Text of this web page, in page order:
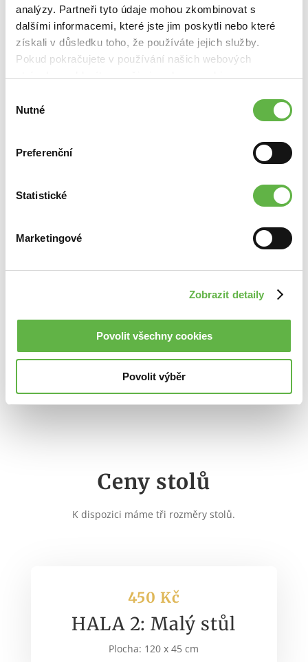
analýzy. Partneři tyto údaje mohou zkombinovat s
dalšími informacemi, které jste jim poskytli nebo které
získali v důsledku toho, že používáte jejich služby.
Pokud pokračujete v používání našich webových
stránek, souhlasíte s našimi soubory cookie.
souhlasu
Nutné
Preferenční
Statistické
Marketingové
Zobrazit detaily
Povolit všechny cookies
Povolit výběr
NAŘÍZENÍ RADY (ES) Č. 338/97
PODMÍNKY CHOVU PLAZŮ V ZAJETÍ
UNIJNÍ SEZNAM INVAZNÍCH DRUHŮ
OHLEDNĚ INVAZNÍCH DRUHŮ
SEZNAM ZVLÁŠTĚ CHRÁNĚNÝCH
DRUHŮ ŽIVOČICHŮ
Ceny stolů
K dispozici máme tři rozměry stolů.
450 Kč
HALA 2: Malý stůl
Plocha: 120 x 45 cm